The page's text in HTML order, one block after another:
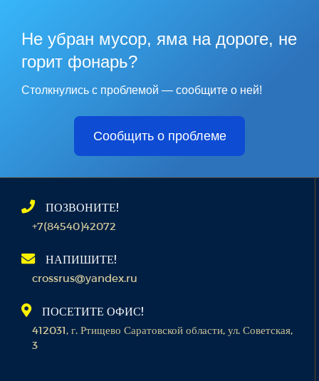
Не убран мусор, яма на дороге, не
горит фонарь?
Столкнулись с проблемой — сообщите о ней!
Сообщить о проблеме
ПОЗВОНИТЕ!
+7(84540)42072
НАПИШИТЕ!
crossrus@yandex.ru
ПОСЕТИТЕ ОФИС!
412031, г. Ртищево Саратовской области, ул. Советская,
3